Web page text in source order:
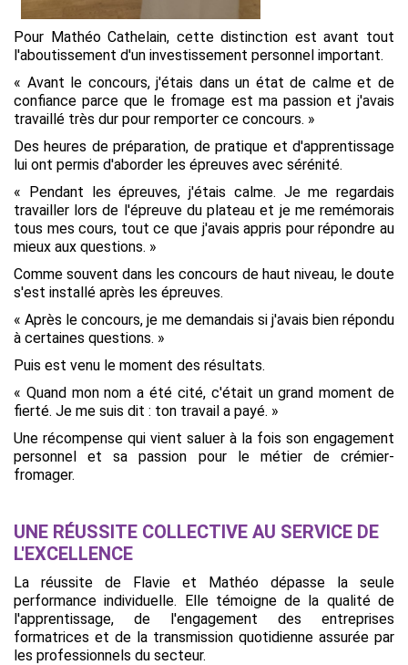
Pour Mathéo Cathelain, cette distinction est avant tout
l'aboutissement d'un investissement personnel important.
« Avant le concours, j'étais dans un état de calme et de
confiance parce que le fromage est ma passion et j'avais
travaillé très dur pour remporter ce concours. »
Des heures de préparation, de pratique et d'apprentissage
lui ont permis d'aborder les épreuves avec sérénité.
« Pendant les épreuves, j'étais calme. Je me regardais
travailler lors de l'épreuve du plateau et je me remémorais
tous mes cours, tout ce que j'avais appris pour répondre au
mieux aux questions. »
Comme souvent dans les concours de haut niveau, le doute
s'est installé après les épreuves.
« Après le concours, je me demandais si j'avais bien répondu
à certaines questions. »
Puis est venu le moment des résultats.
« Quand mon nom a été cité, c'était un grand moment de
fierté. Je me suis dit : ton travail a payé. »
Une récompense qui vient saluer à la fois son engagement
personnel et sa passion pour le métier de crémier-
fromager.
UNE RÉUSSITE COLLECTIVE AU SERVICE DE
L'EXCELLENCE
La réussite de Flavie et Mathéo dépasse la seule
performance individuelle. Elle témoigne de la qualité de
l'apprentissage, de l'engagement des entreprises
formatrices et de la transmission quotidienne assurée par
les professionnels du secteur.